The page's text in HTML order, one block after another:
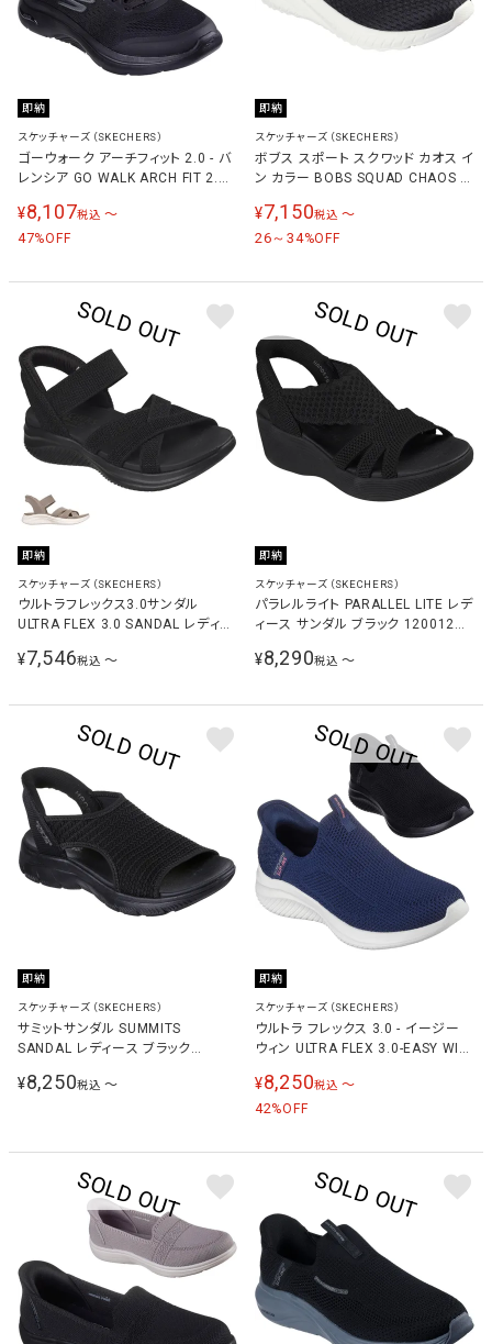
即納
スケッチャーズ（SKECHERS）
ゴーウォーク アーチフィット 2.0 - バ
レンシア GO WALK ARCH FIT 2.0-
125319
¥8,107税込 〜
47%OFF
即納
スケッチャーズ（SKECHERS）
ボブス スポート スクワッド カオス イ
ン カラー BOBS SQUAD CHAOS IN
ック 117504W BLK
¥7,150税込 〜
26～34%OFF
即納
スケッチャーズ（SKECHERS）
ウルトラフレックス3.0サンダル
ULTRA FLEX 3.0 SANDAL レディー
¥7,546税込 〜
即納
スケッチャーズ（SKECHERS）
パラレルライト PARALLEL LITE レデ
ィース サンダル ブラック 120012
¥8,290税込 〜
即納
スケッチャーズ（SKECHERS）
サミットサンダル SUMMITS
SANDAL レディース ブラック
¥8,250税込 〜
即納
スケッチャーズ（SKECHERS）
ウルトラ フレックス 3.0 - イージー
ウィン ULTRA FLEX 3.0-EASY WIN
¥8,250税込 〜
42%OFF